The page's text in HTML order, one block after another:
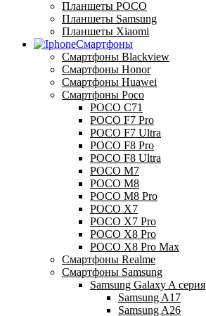
Планшеты POCO
Планшеты Samsung
Планшеты Xiaomi
Смартфоны
Смартфоны Blackview
Смартфоны Honor
Смартфоны Huawei
Смартфоны Poco
POCO C71
POCO F7 Pro
POCO F7 Ultra
POCO F8 Pro
POCO F8 Ultra
POCO M7
POCO M8
POCO M8 Pro
POCO X7
POCO X7 Pro
POCO X8 Pro
POCO X8 Pro Max
Смартфоны Realme
Смартфоны Samsung
Samsung Galaxy A серия
Samsung A17
Samsung A26